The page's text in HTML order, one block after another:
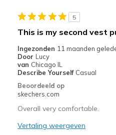
5
This is my second vest
Ingezonden 11 maanden
Door Lucy
van Chicago IL
Describe Yourself Casual
Beoordeeld op
skechers.com
Overall very comfortable.
Vertaling weergeven